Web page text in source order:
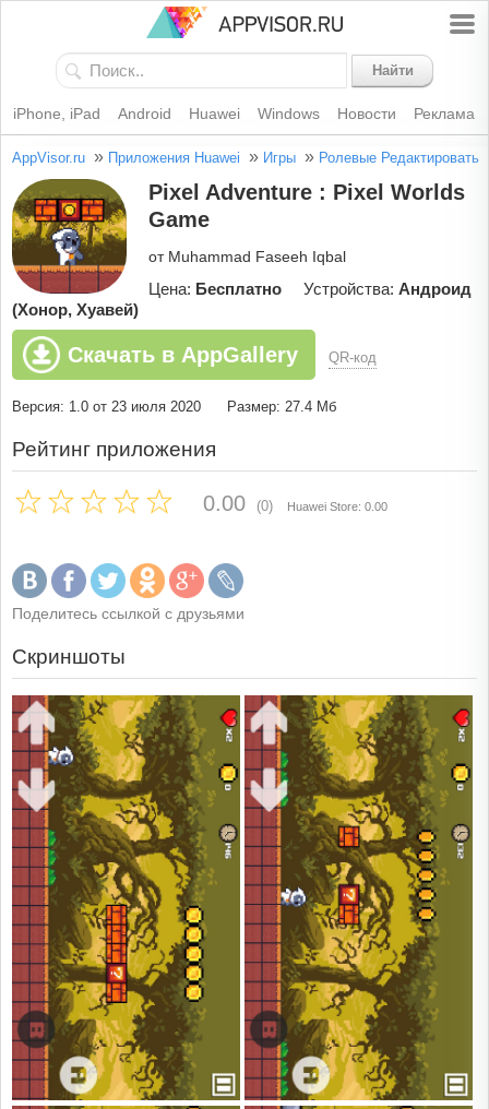
Найти
iPhone, iPad Android Huawei Windows Новости Реклама
AppVisor.ru » Приложения Huawei » Игры » Ролевые Редактировать
Pixel Adventure : Pixel Worlds
Game
от Muhammad Faseeh Iqbal
Цена: Бесплатно Устройства: Андроид
(Хонор, Хуавей)
Скачать в AppGallery QR-код
Версия: 1.0 от 23 июля 2020 Размер: 27.4 Мб
Рейтинг приложения
0.00 (0) Huawei Store: 0.00
Поделитесь ссылкой с друзьями
Скриншоты